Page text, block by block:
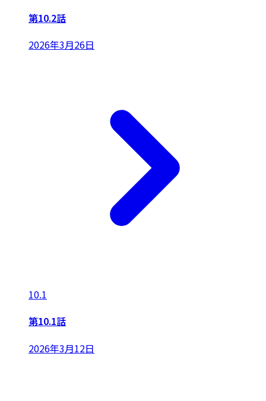
第10.2話
2026年3月26日
10.1
第10.1話
2026年3月12日